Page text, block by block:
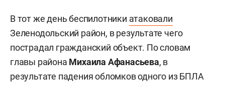
В тот же день беспилотники атаковали
Зеленодольский район, в результате чего
пострадал гражданский объект. По словам
главы района Михаила Афанасьева, в
результате падения обломков одного из БПЛА